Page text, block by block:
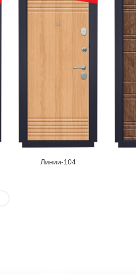
Линии-104